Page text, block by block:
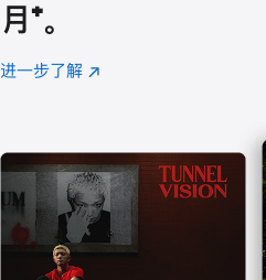
月 脚
注
⁺。
进一步了解 Apple
(在
口
中
打
开)